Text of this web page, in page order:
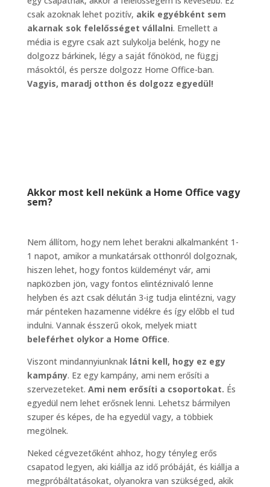
csak azoknak lehet pozitív, akik egyébként sem
akarnak sok felelősséget vállalni. Emellett a
média is egyre csak azt sulykolja belénk, hogy ne
dolgozz bárkinek, légy a saját főnököd, ne függj
másoktól, és persze dolgozz Home Office-ban.
Vagyis, maradj otthon és dolgozz egyedül!
Akkor most kell nekünk a Home Office vagy
sem?
Nem állítom, hogy nem lehet berakni alkalmanként 1-
1 napot, amikor a munkatársak otthonról dolgoznak,
hiszen lehet, hogy fontos küldeményt vár, ami
napközben jön, vagy fontos elintéznivaló lenne
helyben és azt csak délután 3-ig tudja elintézni, vagy
már pénteken hazamenne vidékre és így előbb el tud
indulni. Vannak ésszerű okok, melyek miatt
beleférhet olykor a Home Office.
Viszont mindannyiunknak látni kell, hogy ez egy
kampány. Ez egy kampány, ami nem erősíti a
szervezeteket. Ami nem erősíti a csoportokat. És
egyedül nem lehet erősnek lenni. Lehetsz bármilyen
szuper és képes, de ha egyedül vagy, a többiek
megölnek.
Neked cégvezetőként ahhoz, hogy tényleg erős
csapatod legyen, aki kiállja az idő próbáját, és kiállja a
megpróbáltatásokat, olyanokra van szükséged, akik